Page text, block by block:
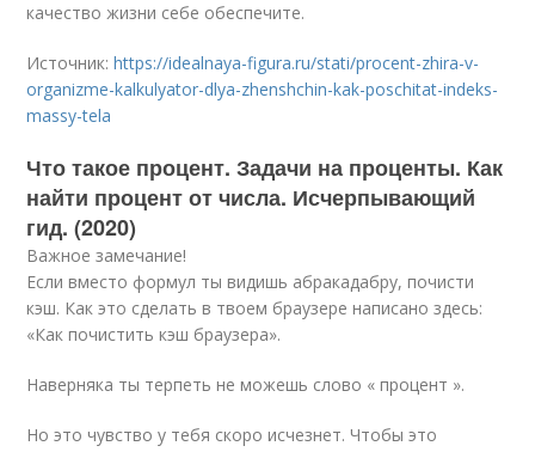
качество жизни себе обеспечите.
Источник:https://idealnaya-figura.ru/stati/procent-zhira-v-
organizme-kalkulyator-dlya-zhenshchin-kak-poschitat-indeks-
massy-tela
Что такое процент. Задачи на проценты. Как
найти процент от числа. Исчерпывающий
гид. (2020)
Важное замечание!
Если вместо формул ты видишь абракадабру, почисти
кэш. Как это сделать в твоем браузере написано здесь:
«Как почистить кэш браузера».
Наверняка ты терпеть не можешь слово « процент ».
Но это чувство у тебя скоро исчезнет. Чтобы это